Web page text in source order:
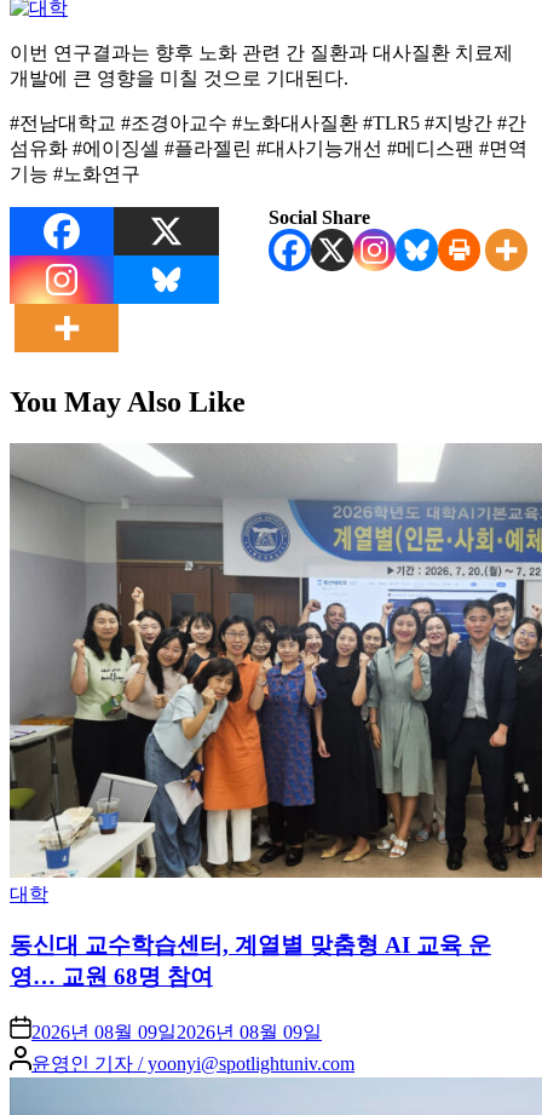
이번 연구결과는 향후 노화 관련 간 질환과 대사질환 치료제
개발에 큰 영향을 미칠 것으로 기대된다.
#전남대학교 #조경아교수 #노화대사질환 #TLR5 #지방간 #간
섬유화 #에이징셀 #플라젤린 #대사기능개선 #메디스팬 #면역
기능 #노화연구
Social Share
You May Also Like
Posted
대학
동신대 교수학습센터, 계열별 맞춤형 AI 교육 운
영… 교원 68명 참여
2026년 08월 09일2026년 08월 09일
Posted
by
윤영인 기자 / yoonyi@spotlightuniv.com